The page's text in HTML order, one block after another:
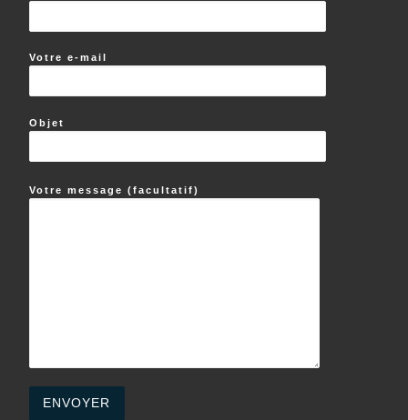
Votre e-mail
Objet
Votre message (facultatif)